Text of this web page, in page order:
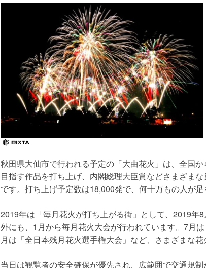
秋田県大仙市で行われる予定の「大曲花火」は、全国
目指す作品を打ち上げ、内閣総理大臣賞などさまざま
です。打ち上げ予定数は18,000発で、何十万もの人が足
2019年は「毎月花火が打ち上がる街」として、2019年
外にも、1月から毎月花火大会が行われています。7月
月は「全日本残月花火選手権大会」など、さまざまな花
当日は観覧者の安全確保が優先され、広範囲で交通規